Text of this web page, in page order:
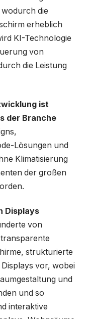
die
erheblich
KI-Technologie
von
die Leistung
ist
der Branche
Lösungen und
Klimatisierung
der großen
Displays
von
strukturierte
vor, wobei
und
und so
interaktive